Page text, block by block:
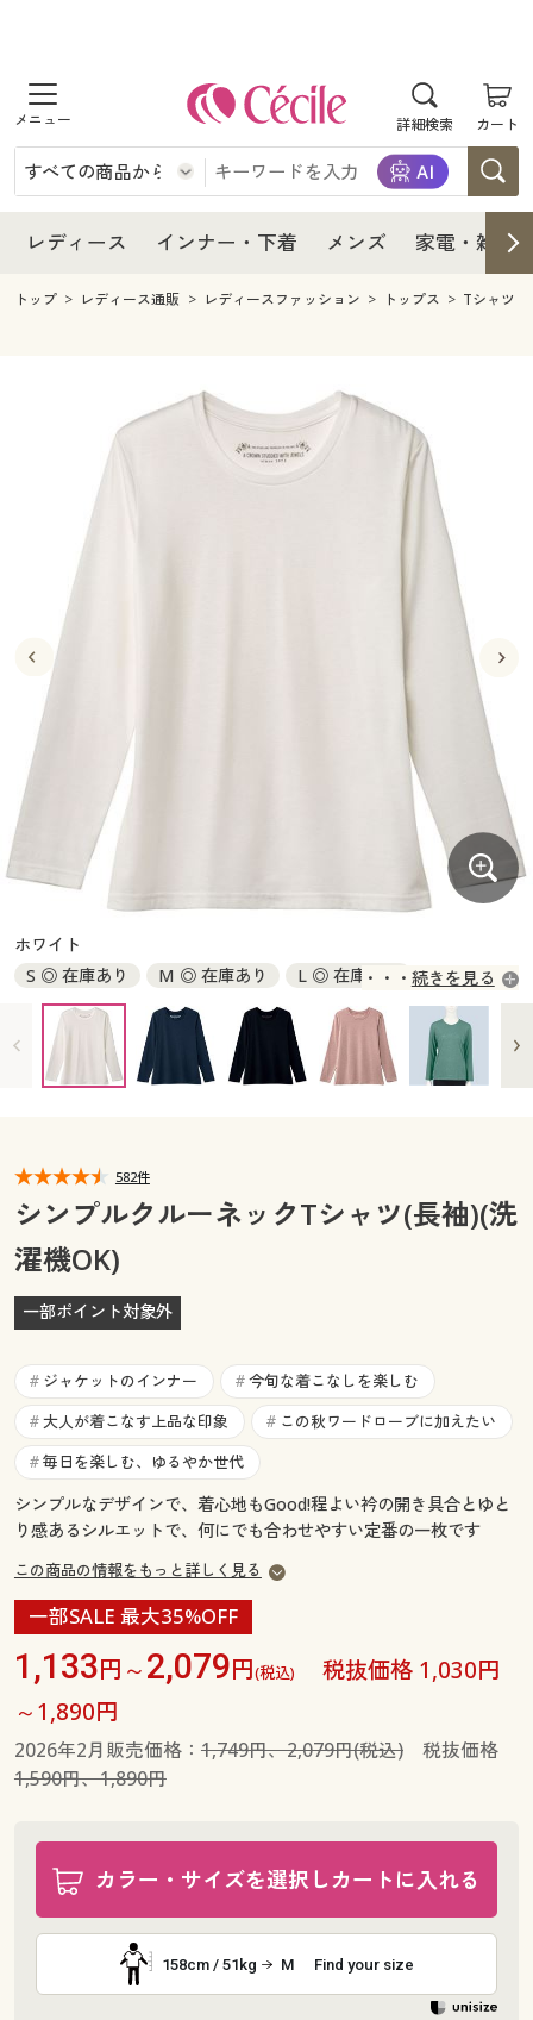
詳細検索 カート
商品を探す
レディース
レディースファッション
インナー・下着
インナー・下着通販すべて
メンズ下着
ジュニア・ティーンズ下着
メンズ
メンズファッション
メンズ下着
家電・雑貨すべて
キッチン・雑貨・日用品
寝具・インテリア・家具
寝具・インテリア・家具通販すべて
家具・収納
寝具・ベッド
カーテン・ラグ・ファブリック
美容・健康
美容・健康通販すべて
美容・健康・サプリメント
制服・スクール
制服・スクールすべて
制服・学生服
ジュニア・ティーンズ下着
大きいサイズ
大きいサイズ通販すべて
大きいサイズ レディース服
大きいサイズ レディース下着
大きいサイズ メンズ
大きいサイズ 事務・制服
バーゲン
バーゲンセール
シークレットセール
詳細検索
商品カテゴリ一覧
カタログ
カタログ・チラシからのご注文
デジタルカタログ
カタログ無料プレゼント
マイページ
閲覧履歴
お気に入り
サポート
ご利用ガイド
よくある質問とお問い合わせ
レディース インナー・下着 メンズ 家電・雑貨
レディース
レディース通販すべて
レディースファッション
インナー・下着
インナー・下着通販すべて
ジュニア・ティーンズ下着
メンズ
キッチン・雑貨・日用品
寝具・インテリア・家具通販すべて
家具・収納
寝具・ベッド
カーテン・ラグ・ファブリック
美容・健康通販すべて
美容・健康・サプリメント
制服・スクール
制服・スクールすべて
制服・学生服
ジュニア・ティーンズ下着
大きいサイズ
大きいサイズ通販すべて
大きいサイズ レディース服
大きいサイズ レディース下着
大きいサイズ メンズ
大きいサイズ 事務・制服
バーゲン
バーゲンセール
シークレットセール
詳細検索
商品カテゴリ一覧
カタログ
カタログ・チラシからのご注文
カタログ無料プレゼント
会員メニュー
閲覧履歴
お気に入り
サポート
よくある質問とお問い合わせ
トップ レディース通販 レディースファッション トップス Tシャツ
ホワイト
S ◎ 在庫あり
M ◎ 在庫あり
L ◎ 在庫あり
LL ◎ 在庫あり
3L ◎ 在庫あり 4L ◎ 在庫あり
続きを見る
582件
シンプルクルーネックTシャツ(長袖)(洗
濯機OK)
一部ポイント対象外
# ジャケットのインナー # 今旬な着こなしを楽しむ
# 大人が着こなす上品な印象 # この秋ワードローブに加えたい
# 毎日を楽しむ、ゆるやか世代
シンプルなデザインで、着心地もGood!程よい衿の開き具合とゆと
り感あるシルエットで、何にでも合わせやすい定番の一枚です
この商品の情報をもっと詳しく見る
一部SALE 最大35%OFF
1,133円～2,079円(税込)
税抜価格 1,030円
～1,890円
2026年2月販売価格： 1,749円、2,079円(税込)税抜価格
1,590円、1,890円
カラー・サイズを選択しカートに入れる
158cm / 51kg M Find your size